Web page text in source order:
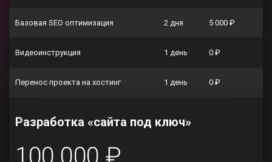
Базовая SEO оптимизация 2 дня 5 000 ₽
Видеоинструкция 1 день 0 ₽
Перенос проекта на хостинг 1 день 0 ₽
Разработка «сайта под ключ»
100 000 ₽